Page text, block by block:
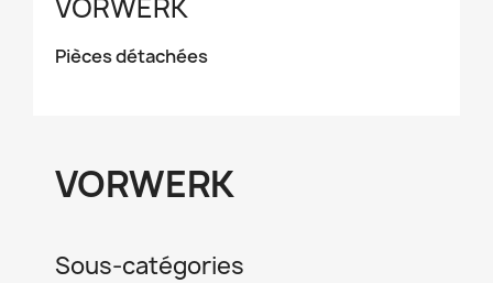
VORWERK
Pièces détachées
VORWERK
Sous-catégories